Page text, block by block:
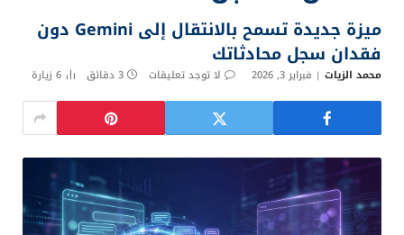
ميزة جديدة تسمح بالانتقال إلى Gemini دون
فقدان سجل محادثاتك
محمد الزيات فبراير 3, 2026 لا توجد تعليقات 3 دقائق 6 زيارة